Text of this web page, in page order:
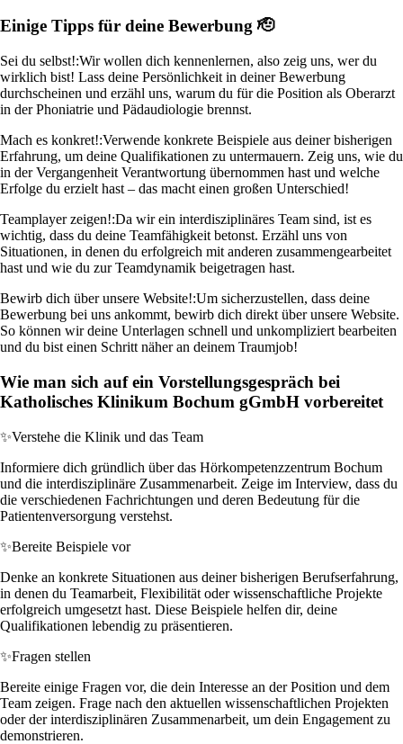
Einige Tipps für deine Bewerbung 🫡
Sei du selbst!:Wir wollen dich kennenlernen, also zeig uns, wer du
wirklich bist! Lass deine Persönlichkeit in deiner Bewerbung
durchscheinen und erzähl uns, warum du für die Position als Oberarzt
in der Phoniatrie und Pädaudiologie brennst.
Mach es konkret!:Verwende konkrete Beispiele aus deiner bisherigen
Erfahrung, um deine Qualifikationen zu untermauern. Zeig uns, wie du
in der Vergangenheit Verantwortung übernommen hast und welche
Erfolge du erzielt hast – das macht einen großen Unterschied!
Teamplayer zeigen!:Da wir ein interdisziplinäres Team sind, ist es
wichtig, dass du deine Teamfähigkeit betonst. Erzähl uns von
Situationen, in denen du erfolgreich mit anderen zusammengearbeitet
hast und wie du zur Teamdynamik beigetragen hast.
Bewirb dich über unsere Website!:Um sicherzustellen, dass deine
Bewerbung bei uns ankommt, bewirb dich direkt über unsere Website.
So können wir deine Unterlagen schnell und unkompliziert bearbeiten
und du bist einen Schritt näher an deinem Traumjob!
Wie man sich auf ein Vorstellungsgespräch bei
Katholisches Klinikum Bochum gGmbH vorbereitet
✨Verstehe die Klinik und das Team
Informiere dich gründlich über das Hörkompetenzzentrum Bochum
und die interdisziplinäre Zusammenarbeit. Zeige im Interview, dass du
die verschiedenen Fachrichtungen und deren Bedeutung für die
Patientenversorgung verstehst.
✨Bereite Beispiele vor
Denke an konkrete Situationen aus deiner bisherigen Berufserfahrung,
in denen du Teamarbeit, Flexibilität oder wissenschaftliche Projekte
erfolgreich umgesetzt hast. Diese Beispiele helfen dir, deine
Qualifikationen lebendig zu präsentieren.
✨Fragen stellen
Bereite einige Fragen vor, die dein Interesse an der Position und dem
Team zeigen. Frage nach den aktuellen wissenschaftlichen Projekten
oder der interdisziplinären Zusammenarbeit, um dein Engagement zu
demonstrieren.